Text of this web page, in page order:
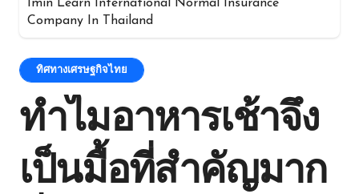
1min Learn International Normal Insurance
Company In Thailand
ทิศทางเศรษฐกิจไทย
ทำไมอาหารเช้าจึง
เป็นมื้อที่สำคัญมาก